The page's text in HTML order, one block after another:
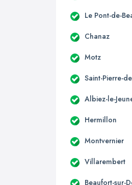
Le Pont-de-
Chanaz
Motz
Saint-Pierre-
Albiez-le-
Hermillon
Montvernier
Villarembert
Beaufort-sur-